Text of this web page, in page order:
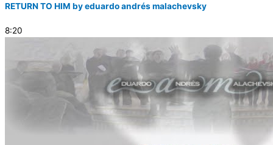
RETURN TO HIM by eduardo andrés malachevsky
8:20